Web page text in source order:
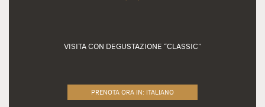
VISITA CON DEGUSTAZIONE “CLASSIC”
PRENOTA ORA IN: ITALIANO